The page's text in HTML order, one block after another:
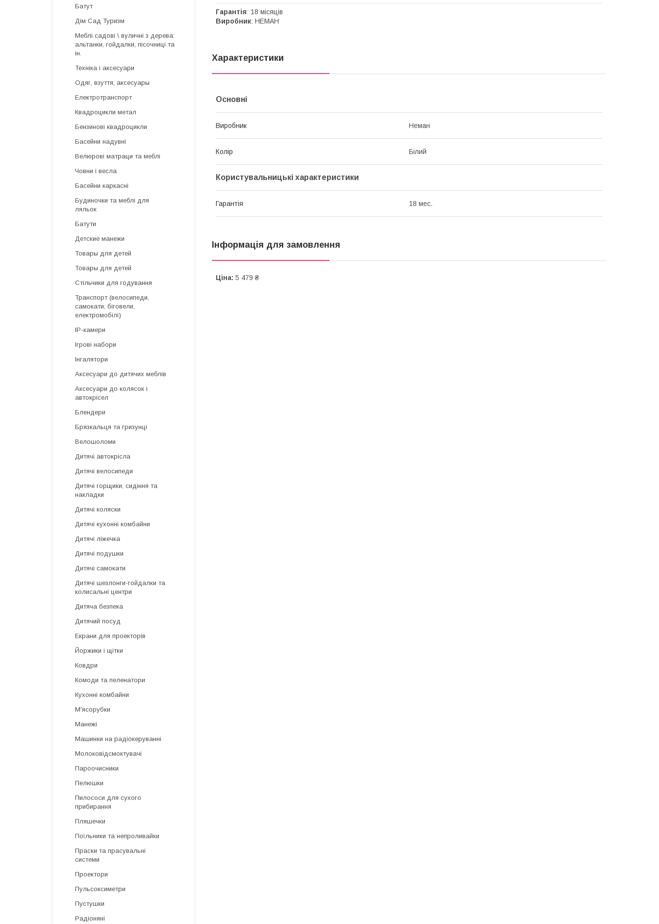
Гарантія: 18 місяців
Виробник: НЕМАН
Характеристики
Основні
Виробник Неман
Колір Білий
Користувальницькі характеристики
Гарантія 18 мес.
Інформація для замовлення
Ціна: 5 479 ₴
Батут
Дім Сад Туризм
Меблі садові \ вуличні з дерева:
альтанки, гойдалки, пісочниці та
ін.
Техніка і аксесуари
Одяг, взуття, аксесуары
Електротранспорт
Квадроцикли метал
Бензинові квадроцикли
Басейни надувні
Велюрові матраци та меблі
Човни і весла
Басейни каркасні
Будиночки та меблі для
ляльок
Батути
Детские манежи
Товары для детей
Товары для детей
Стільчики для годування
Транспорт (велосипеди,
самокати, біговели,
електромобілі)
IP-камери
Ігрові набори
Інгалятори
Аксесуари до дитячих меблів
Аксесуари до колясок і
автокрісел
Блендери
Брязкальця та гризунці
Велошоломи
Дитячі автокрісла
Дитячі велосипеди
Дитячі горщики, сидіння та
накладки
Дитячі коляски
Дитячі кухонні комбайни
Дитячі ліжечка
Дитячі подушки
Дитячі самокати
Дитячі шезлонги-гойдалки та
колисальні центри
Дитяча безпека
Дитячий посуд
Екрани для проекторів
Йоржики і щітки
Ковдри
Комоди та пеленатори
Кухонні комбайни
М'ясорубки
Манежі
Машинки на радіокеруванні
Молоковідсмоктувачі
Пароочисники
Пелюшки
Пилососи для сухого
прибирання
Пляшечки
Поїльники та непроливайки
Праски та прасувальні
системи
Проектори
Пульсоксиметри
Пустушки
Радіоняні